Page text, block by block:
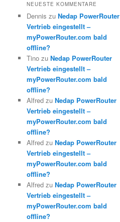
NEUESTE KOMMENTARE
Dennis zu Nedap PowerRouter
Vertrieb eingestellt –
myPowerRouter.com bald
offline?
Tino zu Nedap PowerRouter
Vertrieb eingestellt –
myPowerRouter.com bald
offline?
Alfred zu Nedap PowerRouter
Vertrieb eingestellt –
myPowerRouter.com bald
offline?
Alfred zu Nedap PowerRouter
Vertrieb eingestellt –
myPowerRouter.com bald
offline?
Alfred zu Nedap PowerRouter
Vertrieb eingestellt –
myPowerRouter.com bald
offline?